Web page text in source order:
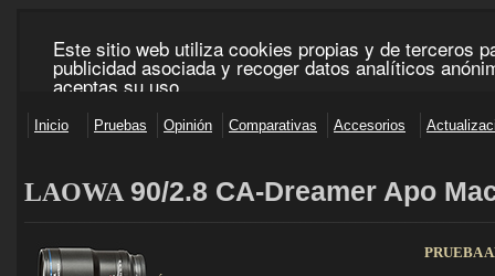
LAOWA 90/2.8 CA-Dreamer Apo
PRUEBA